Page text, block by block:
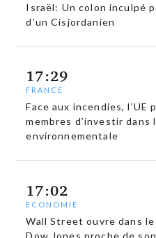
Israël: Un colon inculpé
d’un Cisjordanien
17:29
FRANCE
Face aux incendies, l’UE
membres d’investir dans
environnementale
17:02
ECONOMIE
Wall Street ouvre dans
Dow Jones proche de